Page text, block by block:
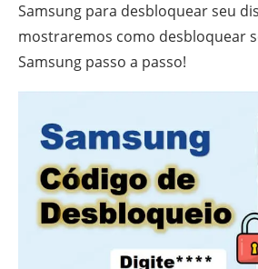
Samsung para desbloquear seu
mostraremos como desbloquear
Samsung passo a passo!